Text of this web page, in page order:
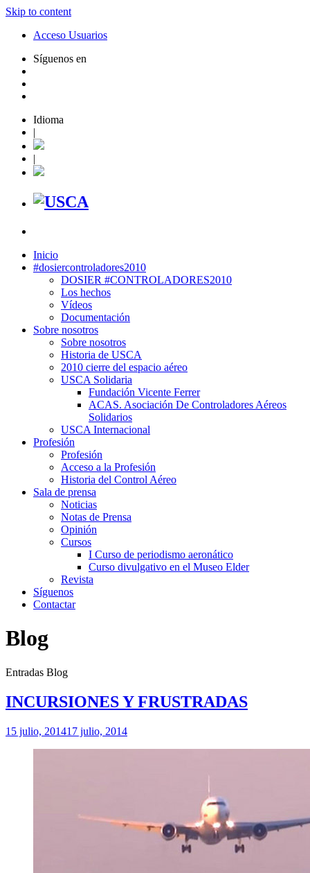
Skip to content
Acceso Usuarios
Síguenos en
Idioma
|
|
Inicio
#dosiercontroladores2010
DOSIER #CONTROLADORES2010
Los hechos
Vídeos
Documentación
Sobre nosotros
Sobre nosotros
Historia de USCA
2010 cierre del espacio aéreo
USCA Solidaria
Fundación Vicente Ferrer
ACAS. Asociación De Controladores Aéreos
Solidarios
USCA Internacional
Profesión
Profesión
Acceso a la Profesión
Historia del Control Aéreo
Sala de prensa
Noticias
Notas de Prensa
Opinión
Cursos
I Curso de periodismo aeronático
Curso divulgativo en el Museo Elder
Revista
Síguenos
Contactar
Blog
Entradas Blog
INCURSIONES Y FRUSTRADAS
15 julio, 201417 julio, 2014